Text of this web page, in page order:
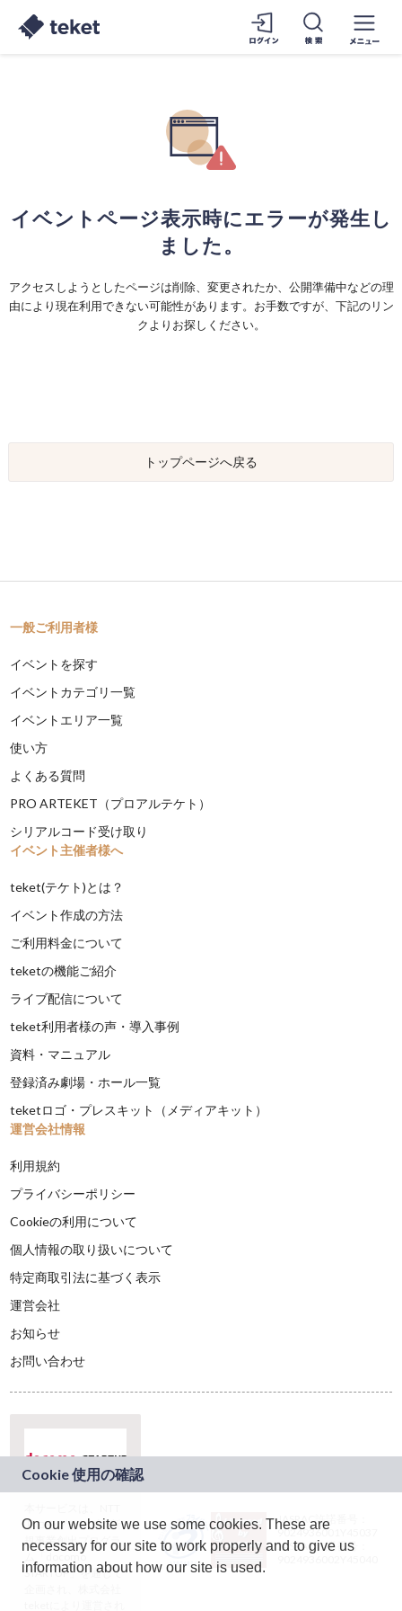
イベントページ表示時にエラーが発生し
ました。
アクセスしようとしたページは削除、変更されたか、公開準備中などの理
由により現在利用できない可能性があります。お手数ですが、下記のリン
クよりお探しください。
トップページへ戻る
一般ご利用者様
イベントを探す
イベントカテゴリ一覧
イベントエリア一覧
使い方
よくある質問
PRO ARTEKET（プロアルテケト）
シリアルコード受け取り
イベント主催者様へ
teket(テケト)とは？
イベント作成の方法
ご利用料金について
teketの機能ご紹介
ライブ配信について
teket利用者様の声・導入事例
資料・マニュアル
登録済み劇場・ホール一覧
teketロゴ・プレスキット（メディアキット）
運営会社情報
利用規約
プライバシーポリシー
Cookieの利用について
個人情報の取り扱いについて
特定商取引法に基づく表示
運営会社
お知らせ
お問い合わせ
ドコモグループの新
規事業創出プログラ
ム「docomo
STARTUP」を通じて
JASRAC許諾番号：
9024936001Y45037
JASRAC許諾番号：
On our website we use some cookies. These are
necessary for our site to work properly and to give us
information about how our site is used.